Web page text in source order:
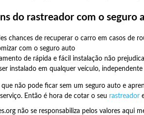
do rastreador com o seguro
chances de recuperar o carro em casos de
com o seguro auto
de rápida e fácil instalação não
instalado em qualquer veículo,
que não pode ficar sem um seguro auto e
Então é hora de cotar o seu rastreador
não se responsabiliza pelos valores aqui